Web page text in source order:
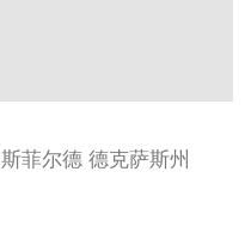
菲尔德 德克萨斯州